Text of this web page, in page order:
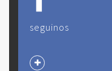
seguinos